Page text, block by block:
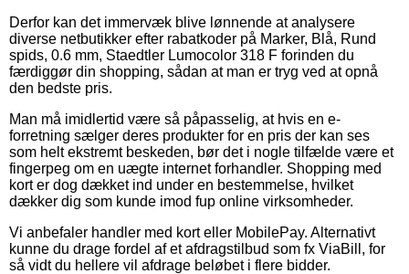
Derfor kan det immervæk blive lønnende at analysere
diverse netbutikker efter rabatkoder på Marker, Blå, Rund
spids, 0.6 mm, Staedtler Lumocolor 318 F forinden du
færdiggør din shopping, sådan at man er tryg ved at opnå
den bedste pris.
Man må imidlertid være så påpasselig, at hvis en e-
forretning sælger deres produkter for en pris der kan ses
som helt ekstremt beskeden, bør det i nogle tilfælde være et
fingerpeg om en uægte internet forhandler. Shopping med
kort er dog dækket ind under en bestemmelse, hvilket
dækker dig som kunde imod fup online virksomheder.
Vi anbefaler handler med kort eller MobilePay. Alternativt
kunne du drage fordel af et afdragstilbud som fx ViaBill, for
så vidt du hellere vil afdrage beløbet i flere bidder.